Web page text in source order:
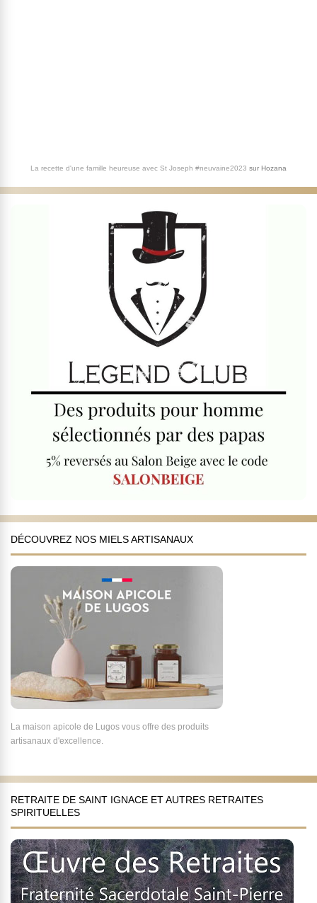
La recette d'une famille heureuse avec St Joseph #neuvaine2023 sur Hozana
DÉCOUVREZ NOS MIELS ARTISANAUX
La maison apicole de Lugos vous offre des produits
artisanaux d'excellence.
RETRAITE DE SAINT IGNACE ET AUTRES RETRAITES
SPIRITUELLES